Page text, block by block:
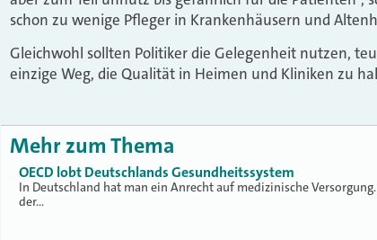
schon zu wenige Pfleger in Krankenhäusern und
Gleichwohl sollten Politiker die Gelegenheit nutzen,
einzige Weg, die Qualität in Heimen und Kliniken zu
Mehr zum Thema
OECD lobt Deutschlands Gesundheitssystem
In Deutschland hat man ein Anrecht auf medizinische
der…